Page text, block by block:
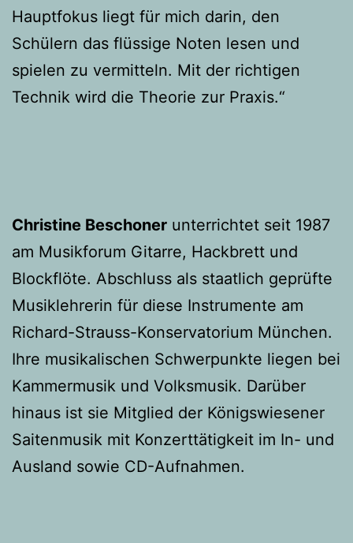
Hauptfokus liegt für mich darin, den
Schülern das flüssige Noten lesen und
spielen zu vermitteln. Mit der richtigen
Technik wird die Theorie zur Praxis.“
Christine Beschoner unterrichtet seit 1987
am Musikforum Gitarre, Hackbrett und
Blockflöte. Abschluss als staatlich geprüfte
Musiklehrerin für diese Instrumente am
Richard-Strauss-Konservatorium München.
Ihre musikalischen Schwerpunkte liegen bei
Kammermusik und Volksmusik. Darüber
hinaus ist sie Mitglied der Königswiesener
Saitenmusik mit Konzerttätigkeit im In- und
Ausland sowie CD-Aufnahmen.